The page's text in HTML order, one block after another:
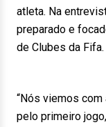
atleta. Na
preparado e
de Clubes da Fifa.
“Nós viemos
pelo primeiro